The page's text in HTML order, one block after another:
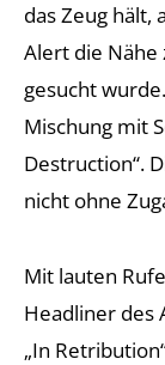
das Zeug hält,
Alert die Nähe
gesucht
Mischung mit
Destruction“.
nicht ohne
Mit lauten
Headliner des
„In